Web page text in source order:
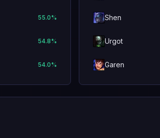
55.0%
54.8%
54.0%
Shen
Urgot
Garen